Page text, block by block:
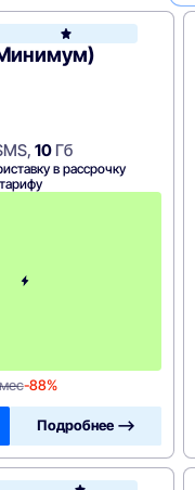
10Гб
в рассрочку
-88%
Подробнее —>